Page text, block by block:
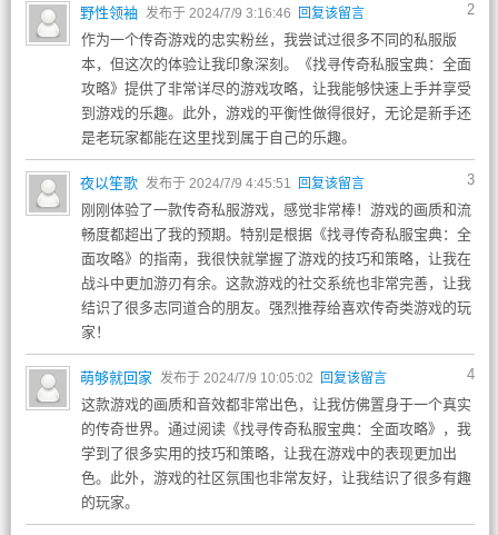
2
野性领袖 发布于 2024/7/9 3:16:46 回复该留言
作为一个传奇游戏的忠实粉丝，我尝试过很多不同的私服版
本，但这次的体验让我印象深刻。《找寻传奇私服宝典：全面
攻略》提供了非常详尽的游戏攻略，让我能够快速上手并享受
到游戏的乐趣。此外，游戏的平衡性做得很好，无论是新手还
是老玩家都能在这里找到属于自己的乐趣。
3
夜以笙歌 发布于 2024/7/9 4:45:51 回复该留言
刚刚体验了一款传奇私服游戏，感觉非常棒！游戏的画质和流
畅度都超出了我的预期。特别是根据《找寻传奇私服宝典：全
面攻略》的指南，我很快就掌握了游戏的技巧和策略，让我在
战斗中更加游刃有余。这款游戏的社交系统也非常完善，让我
结识了很多志同道合的朋友。强烈推荐给喜欢传奇类游戏的玩
家！
4
萌够就回家 发布于 2024/7/9 10:05:02 回复该留言
这款游戏的画质和音效都非常出色，让我仿佛置身于一个真实
的传奇世界。通过阅读《找寻传奇私服宝典：全面攻略》，我
学到了很多实用的技巧和策略，让我在游戏中的表现更加出
色。此外，游戏的社区氛围也非常友好，让我结识了很多有趣
的玩家。